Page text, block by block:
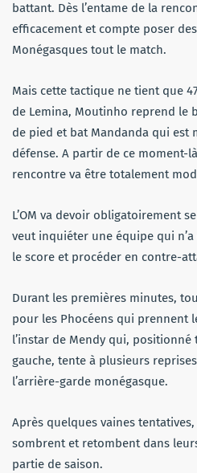
battant. Dès l’entame de la
efficacement et compte poser
Monégasques tout le match.
Mais cette tactique ne tient que
de Lemina, Moutinho reprend le
de pied et bat Mandanda qui est
défense. A partir de ce moment-
rencontre va être totalement
L’OM va devoir obligatoirement
veut inquiéter une équipe qui
le score et procéder en contre-
Durant les premières minutes,
pour les Phocéens qui prennent
l’instar de Mendy qui,
gauche, tente à plusieurs
l’arrière-garde monégasque.
Après quelques vaines
sombrent et retombent dans
partie de saison.